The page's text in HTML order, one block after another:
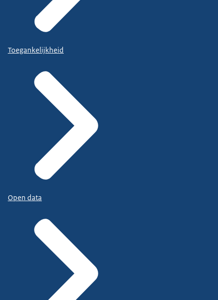
Toegankelijkheid
Open data